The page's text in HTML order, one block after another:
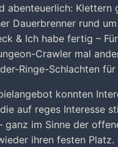
abenteuerlich: Klettern
Dauerbrenner rund
& Ich habe fertig –
Crawler mal
Ringe-Schlachten
konnten
auf reges Interesse
ganz im Sinne der
ihren festen